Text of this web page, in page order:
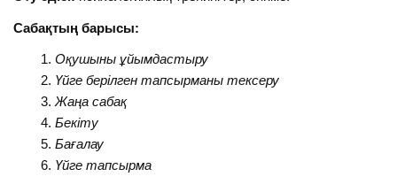
Сабақтың барысы:
Оқушыны ұйымдастыру
Үйге берілген тапсырманы тексеру
Жаңа сабақ
Бекіту
Бағалау
Үйге тапсырма